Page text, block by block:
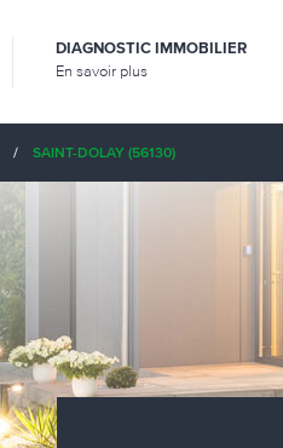
DIAGNOSTIC IMMOBILIER
En savoir plus
/ SAINT-DOLAY (56130)